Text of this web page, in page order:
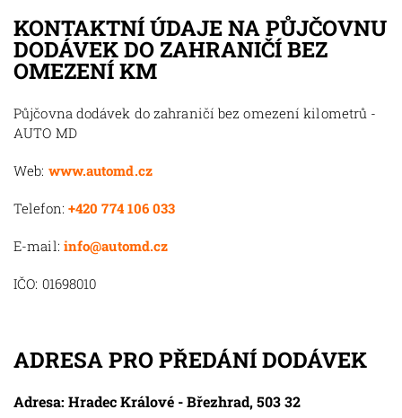
KONTAKTNÍ ÚDAJE NA PŮJČOVNU
DODÁVEK DO ZAHRANIČÍ BEZ
OMEZENÍ KM
Půjčovna dodávek do zahraničí bez omezení kilometrů -
AUTO MD
Web: www.automd.cz
Telefon: +420 774 106 033
E-mail: info@automd.cz
IČO: 01698010
ADRESA PRO PŘEDÁNÍ DODÁVEK
Adresa: Hradec Králové - Březhrad, 503 32